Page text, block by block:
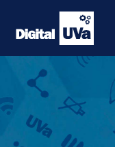
Saltar
contenido